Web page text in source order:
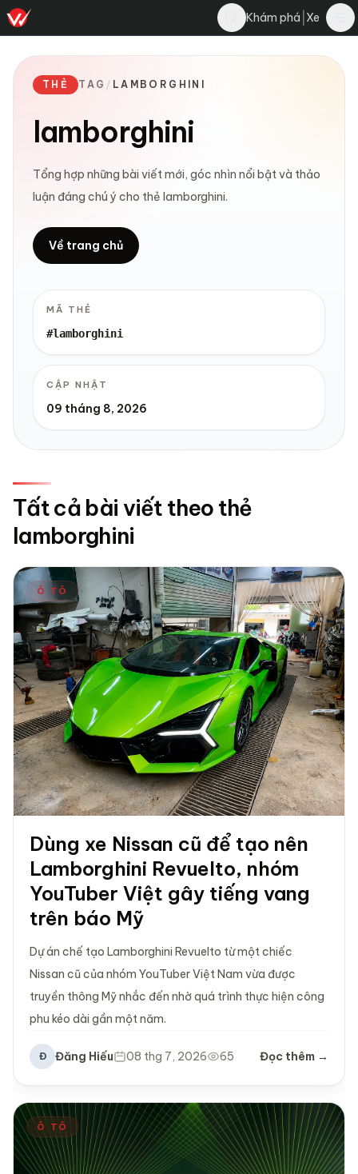
Khám phá Xe
THẺ TAG / LAMBORGHINI
lamborghini
Tổng hợp những bài viết mới, góc nhìn nổi bật và thảo
luận đáng chú ý cho thẻ lamborghini.
Về trang chủ
MÃ THẺ
#lamborghini
CẬP NHẬT
09 tháng 8, 2026
Tất cả bài viết theo thẻ
lamborghini
Ô TÔ
Dùng xe Nissan cũ để tạo nên
Lamborghini Revuelto, nhóm
YouTuber Việt gây tiếng vang
trên báo Mỹ
Dự án chế tạo Lamborghini Revuelto từ một chiếc
Nissan cũ của nhóm YouTuber Việt Nam vừa được
truyền thông Mỹ nhắc đến nhờ quá trình thực hiện công
phu kéo dài gần một năm.
Đ Đăng Hiếu 08 thg 7, 2026 65 Đọc thêm →
Ô TÔ